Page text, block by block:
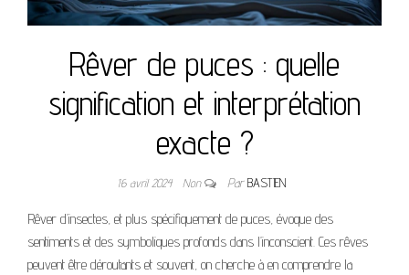
Rêver de puces : quelle
signification et interprétation
exacte ?
16 avril 2024 Non ParBASTIEN
Rêver d’insectes, et plus spécifiquement de puces, évoque des
sentiments et des symboliques profonds dans l’inconscient. Ces rêves
peuvent être déroutants et souvent, on cherche à en comprendre la